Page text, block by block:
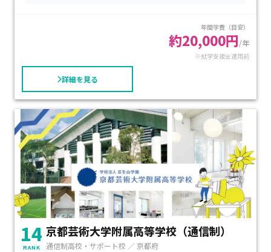
1年目に必要な学費は年間約21,000円で、就学支援金・京都府
の教科書補助も利用できます。 卒業後の主な進路は4年生大
学・短期大学・専門学校への進学、新規就職などとなります。
進路指導部が中心となり、就職・進学について情報提供をして
います。
かも）、座っているだけで出席日数は稼げます。年間学費（目安）
約20,000円/年
※就学支援金適用前
詳細を見る
14
RANK
京都芸術大学附属高等学校（通信制）
通信制高校・サポート校 ／ 京都府